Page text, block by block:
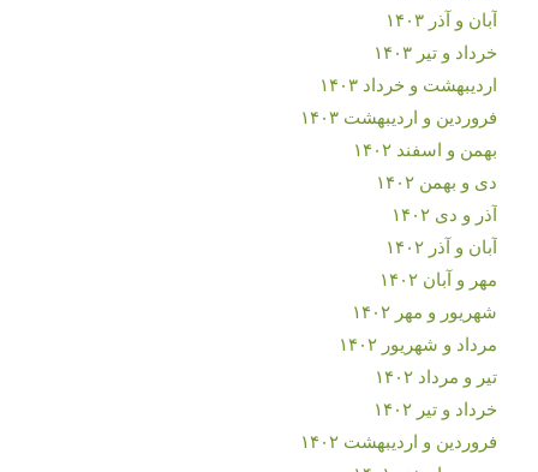
آبان و آذر ۱۴۰۳
خرداد و تیر ۱۴۰۳
اردیبهشت و خرداد ۱۴۰۳
فروردین و اردیبهشت ۱۴۰۳
بهمن و اسفند ۱۴۰۲
دی و بهمن ۱۴۰۲
آذر و دی ۱۴۰۲
آبان و آذر ۱۴۰۲
مهر و آبان ۱۴۰۲
شهریور و مهر ۱۴۰۲
مرداد و شهریور ۱۴۰۲
تیر و مرداد ۱۴۰۲
خرداد و تیر ۱۴۰۲
فروردین و اردیبهشت ۱۴۰۲